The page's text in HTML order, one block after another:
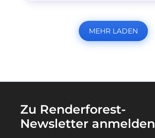
MEHR LADEN
Zu Renderforest-
Newsletter anmelden